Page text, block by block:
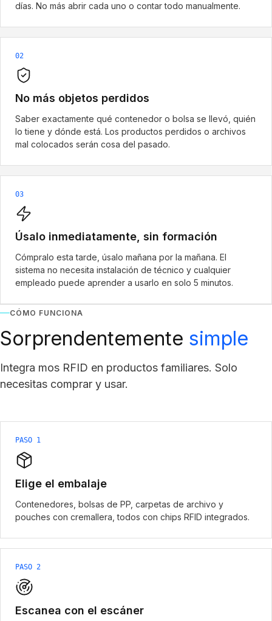
días. No más abrir cada uno o contar todo manualmente.
02
No más objetos perdidos
Saber exactamente qué contenedor o bolsa se llevó, quién
lo tiene y dónde está. Los productos perdidos o archivos
mal colocados serán cosa del pasado.
03
Úsalo inmediatamente, sin formación
Cómpralo esta tarde, úsalo mañana por la mañana. El
sistema no necesita instalación de técnico y cualquier
empleado puede aprender a usarlo en solo 5 minutos.
CÓMO FUNCIONA
Sorprendentemente simple
Integra mos RFID en productos familiares. Solo
necesitas comprar y usar.
PASO 1
Elige el embalaje
Contenedores, bolsas de PP, carpetas de archivo y
pouches con cremallera, todos con chips RFID integrados.
PASO 2
Escanea con el escáner